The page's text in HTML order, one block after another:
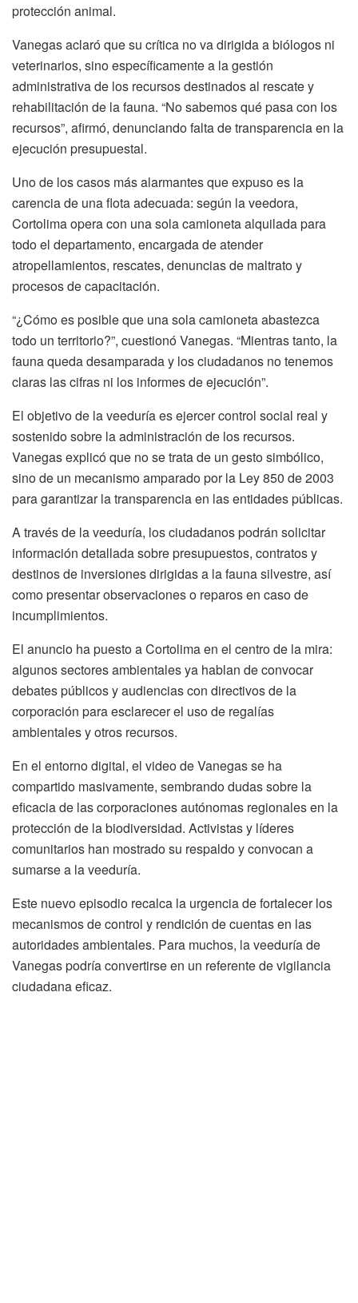
protección animal.
Vanegas aclaró que su crítica no va dirigida a biólogos ni
veterinarios, sino específicamente a la gestión
administrativa de los recursos destinados al rescate y
rehabilitación de la fauna. “No sabemos qué pasa con los
recursos”, afirmó, denunciando falta de transparencia en la
ejecución presupuestal.
Uno de los casos más alarmantes que expuso es la
carencia de una flota adecuada: según la veedora,
Cortolima opera con una sola camioneta alquilada para
todo el departamento, encargada de atender
atropellamientos, rescates, denuncias de maltrato y
procesos de capacitación.
“¿Cómo es posible que una sola camioneta abastezca
todo un territorio?”, cuestionó Vanegas. “Mientras tanto, la
fauna queda desamparada y los ciudadanos no tenemos
claras las cifras ni los informes de ejecución”.
El objetivo de la veeduría es ejercer control social real y
sostenido sobre la administración de los recursos.
Vanegas explicó que no se trata de un gesto simbólico,
sino de un mecanismo amparado por la Ley 850 de 2003
para garantizar la transparencia en las entidades públicas.
A través de la veeduría, los ciudadanos podrán solicitar
información detallada sobre presupuestos, contratos y
destinos de inversiones dirigidas a la fauna silvestre, así
como presentar observaciones o reparos en caso de
incumplimientos.
El anuncio ha puesto a Cortolima en el centro de la mira:
algunos sectores ambientales ya hablan de convocar
debates públicos y audiencias con directivos de la
corporación para esclarecer el uso de regalías
ambientales y otros recursos.
En el entorno digital, el video de Vanegas se ha
compartido masivamente, sembrando dudas sobre la
eficacia de las corporaciones autónomas regionales en la
protección de la biodiversidad. Activistas y líderes
comunitarios han mostrado su respaldo y convocan a
sumarse a la veeduría.
Este nuevo episodio recalca la urgencia de fortalecer los
mecanismos de control y rendición de cuentas en las
autoridades ambientales. Para muchos, la veeduría de
Vanegas podría convertirse en un referente de vigilancia
ciudadana eficaz.